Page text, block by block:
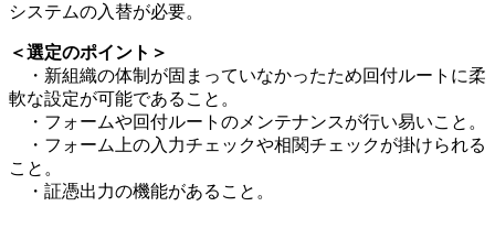
システムの入替が必要。
＜選定のポイント＞
・新組織の体制が固まっていなかったため回付ルートに柔
軟な設定が可能であること。
・フォームや回付ルートのメンテナンスが行い易いこと。
・フォーム上の入力チェックや相関チェックが掛けられる
こと。
・証憑出力の機能があること。